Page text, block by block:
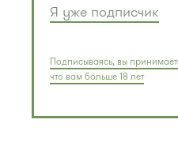
Я уже подписчик
Подписываясь, вы
что вам больше 18 лет